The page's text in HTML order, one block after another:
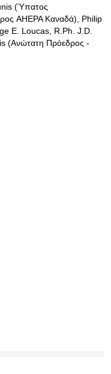
(Ύπατος
AHEPA Καναδά), Philip
E. Loucas, R.Ph. J.D.
(Ανώτατη Πρόεδρος -